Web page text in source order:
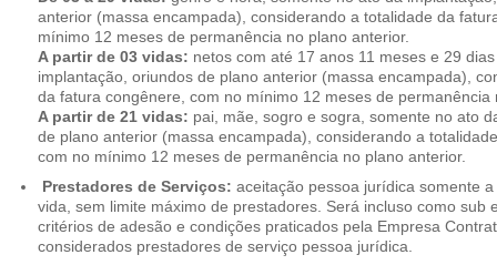
anterior (massa encampada), considerando a totalidade da
mínimo 12 meses de permanência no plano anterior.
A partir de 03 vidas: netos com até 17 anos 11 meses e 29
implantação, oriundos de plano anterior (massa encampada),
da fatura congênere, com no mínimo 12 meses de permanência
A partir de 21 vidas: pai, mãe, sogro e sogra, somente no ato
de plano anterior (massa encampada), considerando a
com no mínimo 12 meses de permanência no plano anterior.
Prestadores de Serviços: aceitação pessoa jurídica somente a
vida, sem limite máximo de prestadores. Será incluso como sub
critérios de adesão e condições praticados pela Empresa
considerados prestadores de serviço pessoa jurídica.